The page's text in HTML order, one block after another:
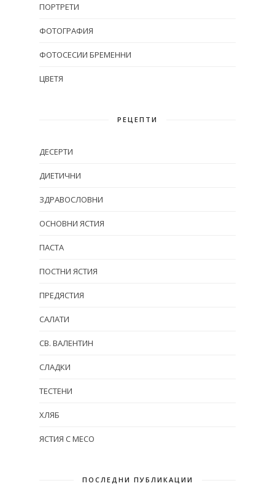
ПОРТРЕТИ
ФОТОГРАФИЯ
ФОТОСЕСИИ БРЕМЕННИ
ЦВЕТЯ
РЕЦЕПТИ
ДЕСЕРТИ
ДИЕТИЧНИ
ЗДРАВОСЛОВНИ
ОСНОВНИ ЯСТИЯ
ПАСТА
ПОСТНИ ЯСТИЯ
ПРЕДЯСТИЯ
САЛАТИ
СВ. ВАЛЕНТИН
СЛАДКИ
ТЕСТЕНИ
ХЛЯБ
ЯСТИЯ С МЕСО
ПОСЛЕДНИ ПУБЛИКАЦИИ